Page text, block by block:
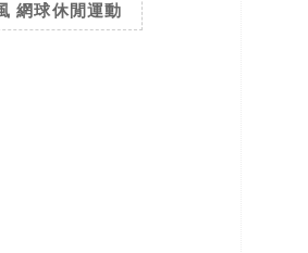
網球休閒運動